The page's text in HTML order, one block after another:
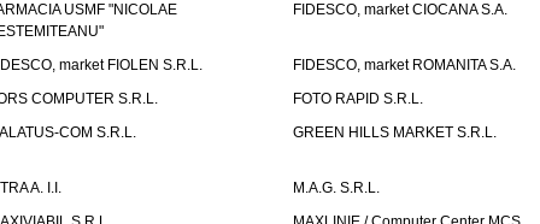
USMF "NICOLAE
FIDESCO, market CIOCANA S.A.
market FIOLEN S.R.L.
FIDESCO, market ROMANITA S.A.
COMPUTER S.R.L.
FOTO RAPID S.R.L.
COM S.R.L.
GREEN HILLS MARKET S.R.L.
A. I.I.
M.A.G. S.R.L.